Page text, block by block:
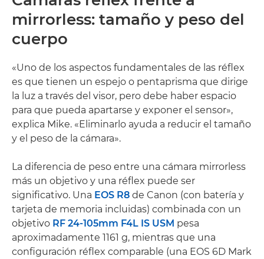
mirrorless: tamaño y peso del
cuerpo
«Uno de los aspectos fundamentales de las réflex
es que tienen un espejo o pentaprisma que dirige
la luz a través del visor, pero debe haber espacio
para que pueda apartarse y exponer el sensor»,
explica Mike. «Eliminarlo ayuda a reducir el tamaño
y el peso de la cámara».
La diferencia de peso entre una cámara mirrorless
más un objetivo y una réflex puede ser
significativo. Una EOS R8 de Canon (con batería y
tarjeta de memoria incluidas) combinada con un
objetivo RF 24-105mm F4L IS USM pesa
aproximadamente 1161 g, mientras que una
configuración réflex comparable (una EOS 6D Mark